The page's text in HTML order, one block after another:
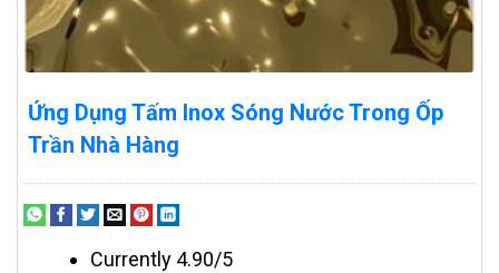
Ứng Dụng Tấm Inox Sóng Nước Trong Ốp
Trần Nhà Hàng
Currently 4.90/5